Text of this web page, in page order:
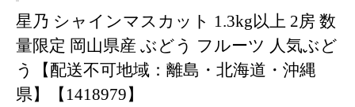
星乃 シャインマスカット 1.3kg以上 2房 数
量限定 岡山県産 ぶどう フルーツ 人気ぶど
う【配送不可地域：離島・北海道・沖縄
県】【1418979】